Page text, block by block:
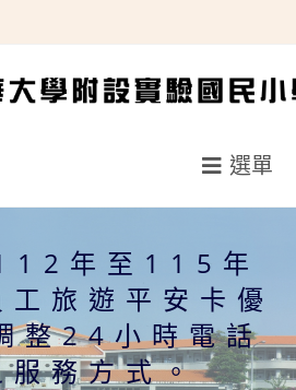
選單
112年至115年
旅遊平安卡優
整24小時電話
服務方式。